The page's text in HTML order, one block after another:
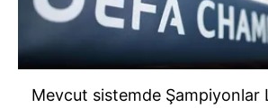
Mevcut sistemde Şampiyonlar